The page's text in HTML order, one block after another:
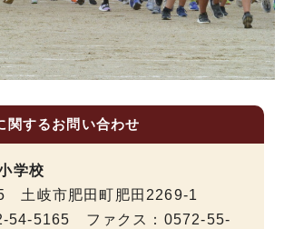
関するお問い合わせ
学校
土岐市肥田町肥田2269-1
54-5165 ファクス：0572-55-